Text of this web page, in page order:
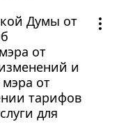
Думы от
от
и
от
тарифов
для